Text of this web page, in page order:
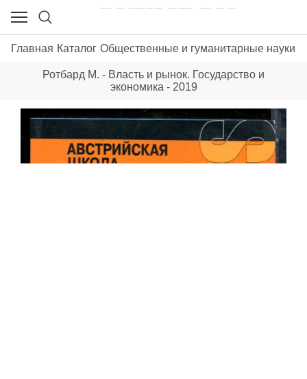
Главная Каталог Общественные и гуманитарные науки
Ротбард М. - Власть и рынок. Государство и
экономика - 2019